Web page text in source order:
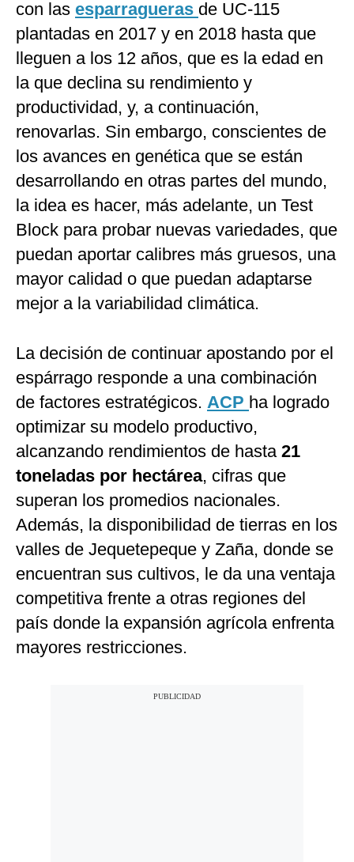
con las esparragueras de UC-115
plantadas en 2017 y en 2018 hasta que
lleguen a los 12 años, que es la edad en
la que declina su rendimiento y
productividad, y, a continuación,
renovarlas. Sin embargo, conscientes de
los avances en genética que se están
desarrollando en otras partes del mundo,
la idea es hacer, más adelante, un Test
Block para probar nuevas variedades, que
puedan aportar calibres más gruesos, una
mayor calidad o que puedan adaptarse
mejor a la variabilidad climática.
La decisión de continuar apostando por el
espárrago responde a una combinación
de factores estratégicos. ACP ha logrado
optimizar su modelo productivo,
alcanzando rendimientos de hasta 21
toneladas por hectárea, cifras que
superan los promedios nacionales.
Además, la disponibilidad de tierras en los
valles de Jequetepeque y Zaña, donde se
encuentran sus cultivos, le da una ventaja
competitiva frente a otras regiones del
país donde la expansión agrícola enfrenta
mayores restricciones.